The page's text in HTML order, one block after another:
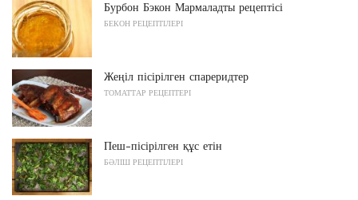
Бурбон Бэкон Мармаладты рецептісі
БЕКОН РЕЦЕПТІЛЕРІ
Жеңіл пісірілген спареридтер
ТОМАТТАР РЕЦЕПТЕРІ
Пеш-пісірілген құс етін
БӘЛІШ РЕЦЕПТІЛЕРІ